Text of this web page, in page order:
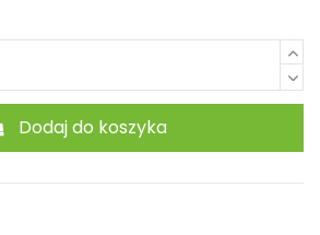
Dodaj do koszyka